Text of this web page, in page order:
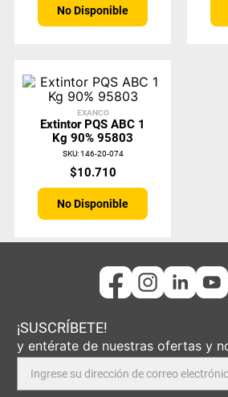
No Disponible
EXANCO
Extintor PQS ABC 1
Kg 90% 95803
SKU:146-20-074
$10.710
No Disponible
¡SUSCRÍBETE!
y entérate de nuestras ofertas y